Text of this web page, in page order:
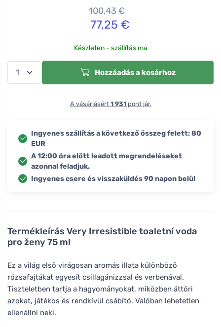
Termékleírás Very Irresistible toaletní voda
pro ženy 75 ml
Ez a világ első virágosan aromás illata különböző
rózsafajtákat egyesít csillagánizzsal és verbenával.
Tiszteletben tartja a hagyományokat, miközben áttöri
azokat, játékos és rendkívül csábító. Valóban lehetetlen
ellenállni neki.
100,43€
77,25 €
Készleten - szállítás ma
Hozzáadás a kosárhoz
A vásárlásért 1 931pont jár.
Ingyenes szállítás a következő összeg felett: 80
EUR
A 12:00 óra előtt leadott megrendeléseket
azonnal feladjuk.
Ingyenes csere és visszaküldés 90 napon belül